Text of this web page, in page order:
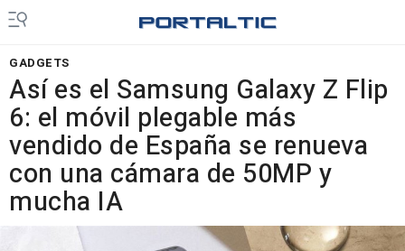
GADGETS
Así es el Samsung Galaxy Z Flip
6: el móvil plegable más
vendido de España se renueva
con una cámara de 50MP y
mucha IA